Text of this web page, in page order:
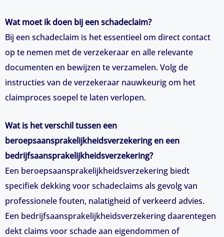
Wat moet ik doen bij een schadeclaim?
Bij een schadeclaim is het essentieel om direct contact
op te nemen met de verzekeraar en alle relevante
documenten en bewijzen te verzamelen. Volg de
instructies van de verzekeraar nauwkeurig om het
claimproces soepel te laten verlopen.
Wat is het verschil tussen een
beroepsaansprakelijkheidsverzekering en een
bedrijfsaansprakelijkheidsverzekering?
Een beroepsaansprakelijkheidsverzekering biedt
specifiek dekking voor schadeclaims als gevolg van
professionele fouten, nalatigheid of verkeerd advies.
Een bedrijfsaansprakelijkheidsverzekering daarentegen
dekt claims voor schade aan eigendommen of